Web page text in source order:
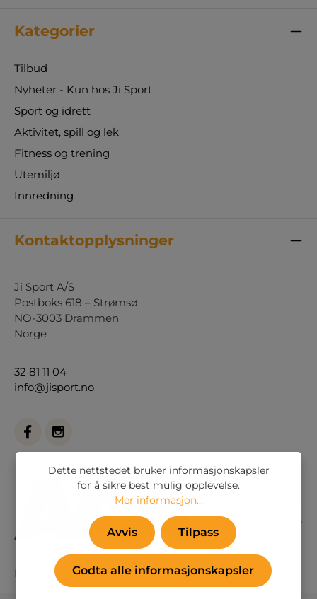
Kategorier
Tilbud
Nyheter - Kun hos Ji Sport
Sport og idrett
Aktivitet, spill og lek
Fitness og trening
Utemiljø
Innredning
Kontaktopplysninger
Ji Sport A/S
Postboks 618 – Strømsø
NO-3003 Drammen
Norge
32 81 11 04
info@jisport.no
Eller via vårtkontaktskjema.
Dette nettstedet bruker informasjonskapsler
for å sikre best mulig opplevelse.
Mer informasjon...
Avvis Tilpass
Godta alle informasjonskapsler